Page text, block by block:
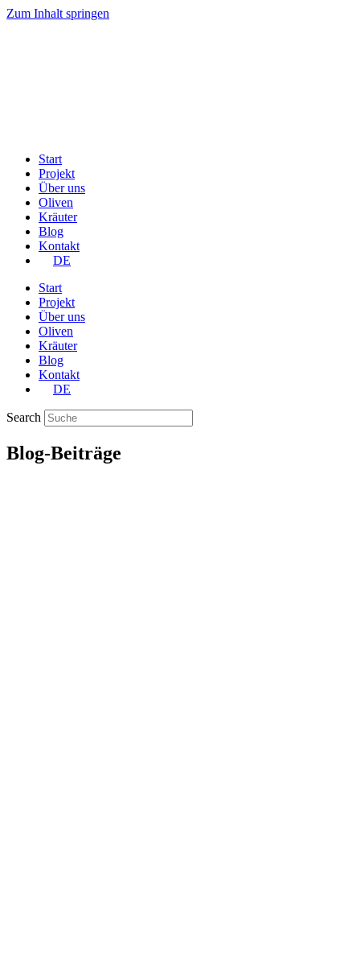
Zum Inhalt springen
Start
Projekt
Über uns
Oliven
Kräuter
Blog
Kontakt
DE
Start
Projekt
Über uns
Oliven
Kräuter
Blog
Kontakt
DE
Search
Blog-Beiträge